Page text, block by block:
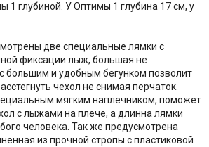
1 глубиной. У Оптимы 1 глубина 17 см, у
две специальные лямки с
фиксации лыж, большая не
большим и удобным бегунком позволит
чехол не снимая перчаток.
мягким наплечником, поможет
с лыжами на плече, а длинна лямки
человека. Так же предусмотрена
из прочной стропы с пластиковой